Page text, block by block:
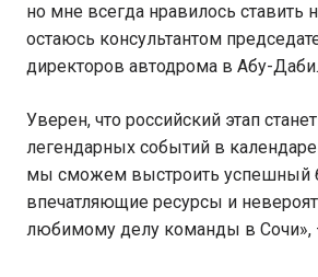
но мне всегда нравилось ставить
остаюсь консультантом
директоров автодрома в Абу-Даби.
Уверен, что российский этап
легендарных событий в
мы сможем выстроить успешный
впечатляющие ресурсы и
любимому делу команды в Сочи»,